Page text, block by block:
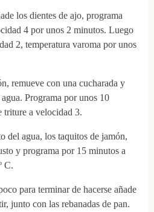
los dientes de ajo, programa
4 por unos 2 minutos. Luego
2, temperatura varoma por unos
remueve con una cucharada y
Programa por unos 10
triture a velocidad 3.
del agua, los taquitos de jamón,
y programa por 15 minutos a
C.
para terminar de hacerse añade
junto con las rebanadas de pan.